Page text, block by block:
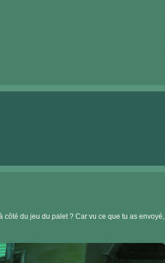
du jeu du palet ? Car vu ce que tu as envoyé,